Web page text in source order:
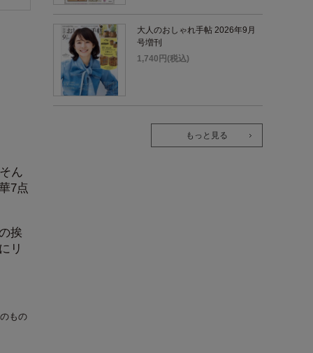
ん
7点
挨
リ
もの
大人のおしゃれ手帖 2026年9月
号増刊
1,740円(税込)
もっと見る